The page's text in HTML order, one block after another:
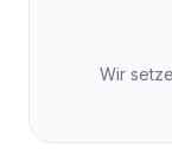
Wir